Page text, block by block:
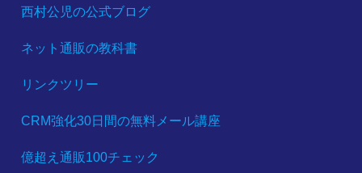
西村公児の公式ブログ
ネット通販の教科書
リンクツリー
CRM強化30日間の無料メール講座
億超え通販100チェック